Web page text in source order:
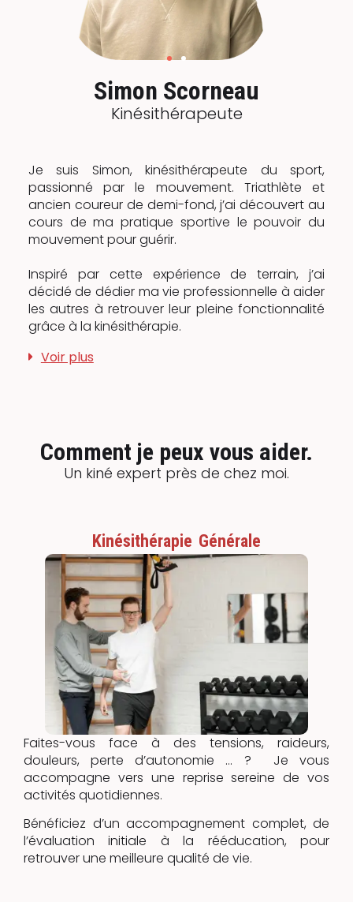
Simon Scorneau
Kinésithérapeute
Je suis Simon, kinésithérapeute du sport,
passionné par le mouvement. Triathlète et
ancien coureur de demi-fond, j’ai découvert au
cours de ma pratique sportive le pouvoir du
mouvement pour guérir.
Inspiré par cette expérience de terrain, j’ai
décidé de dédier ma vie professionnelle à aider
les autres à retrouver leur pleine fonctionnalité
grâce à la kinésithérapie.
Voir plus
Comment je peux vous aider.
Un kiné expert près de chez moi.
Kinésithérapie Générale
Faites-vous face à des tensions, raideurs,
douleurs, perte d’autonomie … ? Je vous
accompagne vers une reprise sereine de vos
activités quotidiennes.
Bénéficiez d’un accompagnement complet, de
l’évaluation initiale à la rééducation, pour
retrouver une meilleure qualité de vie.